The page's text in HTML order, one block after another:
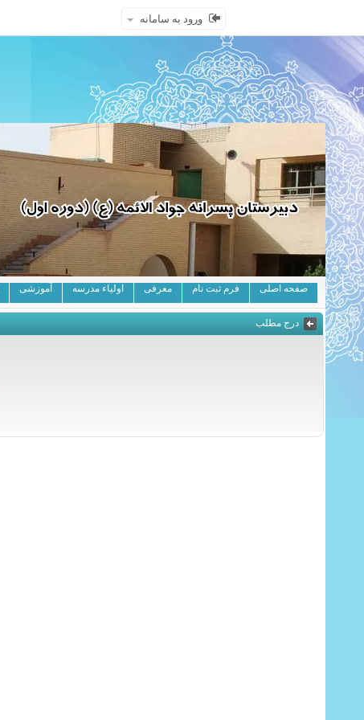
ورود به سامانه
صفحه اصلی فرم ثبت نام معرفی اولیاء مدرسه آموزشی
درج مطلب